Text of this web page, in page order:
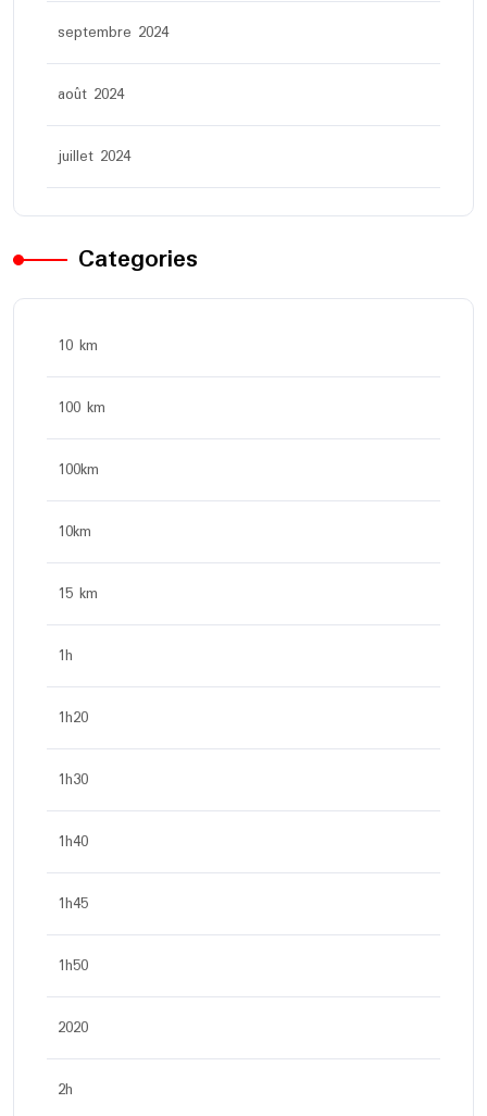
septembre 2024
août 2024
juillet 2024
Categories
10 km
100 km
100km
10km
15 km
1h
1h20
1h30
1h40
1h45
1h50
2020
2h